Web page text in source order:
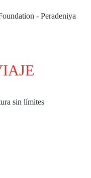
- Peradeniya